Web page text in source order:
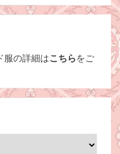
服の詳細はこちらをご